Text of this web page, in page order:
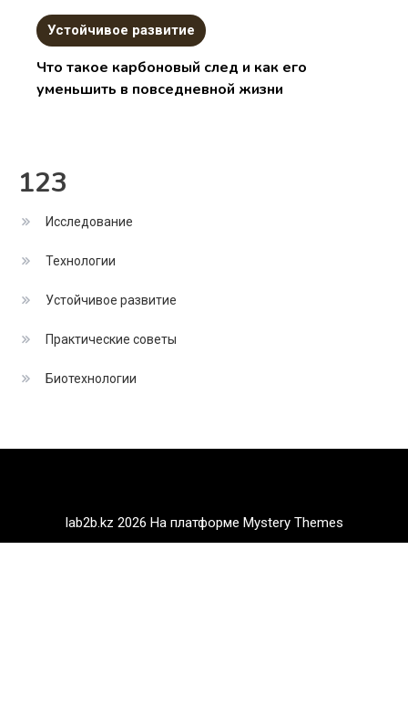
Устойчивое развитие
Что такое карбоновый след и как его
уменьшить в повседневной жизни
123
Исследование
Технологии
Устойчивое развитие
Практические советы
Биотехнологии
lab2b.kz 2026 На платформе Mystery Themes